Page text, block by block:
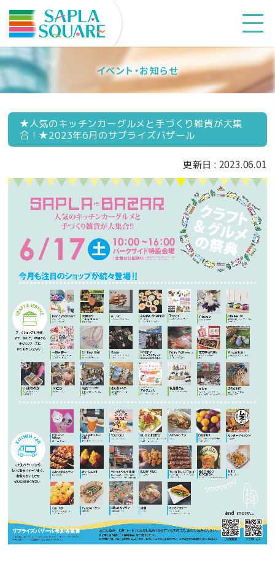
イベント・お知らせ
★人気のキッチンカーグルメと手づくり雑貨が大集
合！★2023年6月のサプライズバザール
更新日 : 2023.06.01